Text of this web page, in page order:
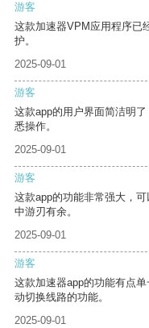
游客
这款加速器VPM应用程序已
护。
2025-09-01
游客
这款app的用户界面简洁明
悉操作。
2025-09-01
游客
这款app的功能非常强大，
中游刃有余。
2025-09-01
游客
这款加速器app的功能有点
动切换线路的功能。
2025-09-01